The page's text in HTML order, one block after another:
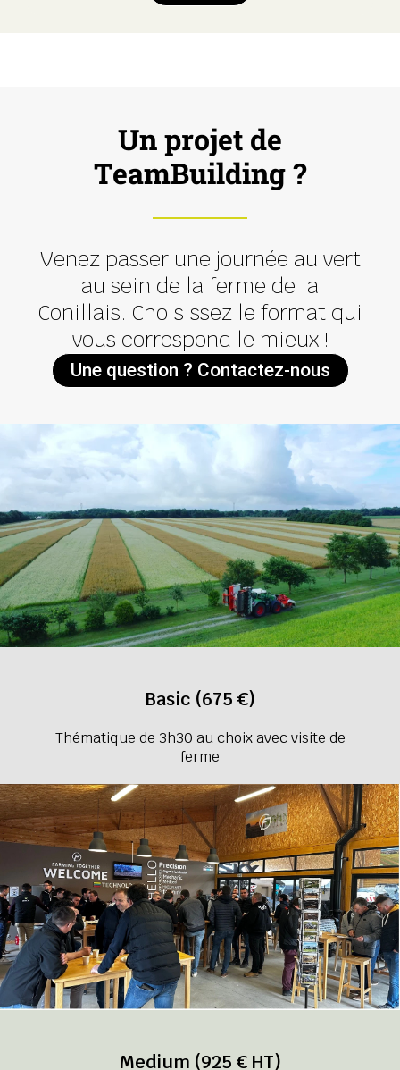
Un projet de
TeamBuilding ?
Venez passer une journée au vert
au sein de la ferme de la
Conillais. Choisissez le format qui
vous correspond le mieux !
Une question ? Contactez-nous
Basic (675 €)
Thématique de 3h30 au choix avec visite de
ferme
Medium (925 € HT)